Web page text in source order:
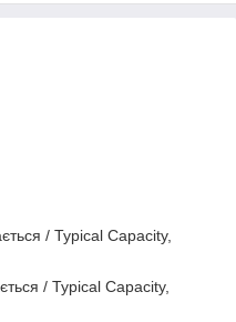
/ Typical Capacity,
/ Typical Capacity,